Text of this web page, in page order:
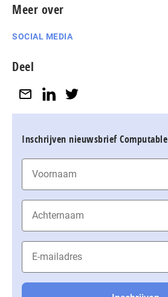
Meer over
SOCIAL MEDIA
Deel
Inschrijven nieuwsbrief Computable